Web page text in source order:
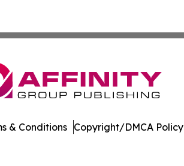
& Conditions Copyright/DMCA Policy